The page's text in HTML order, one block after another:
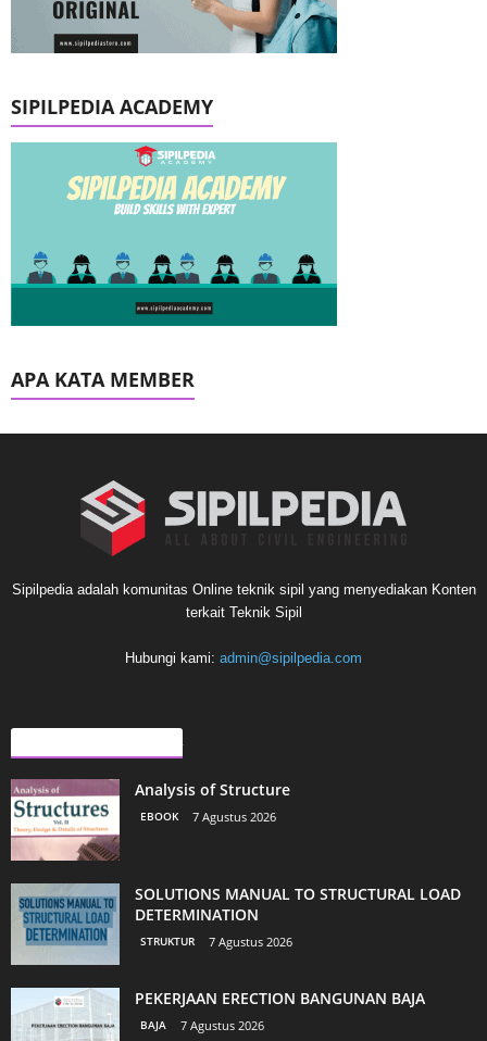
SIPILPEDIA ACADEMY
APA KATA MEMBER
Sipilpedia adalah komunitas Online teknik sipil yang menyediakan Konten
terkait Teknik Sipil
Hubungi kami: admin@sipilpedia.com
ARTIKEL LAINNYA
Analysis of Structure
EBOOK 7 Agustus 2026
SOLUTIONS MANUAL TO STRUCTURAL LOAD
DETERMINATION
STRUKTUR 7 Agustus 2026
PEKERJAAN ERECTION BANGUNAN BAJA
BAJA 7 Agustus 2026